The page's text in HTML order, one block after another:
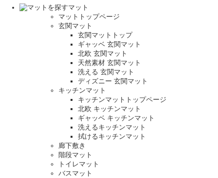
マット
マットトップページ
玄関マット
玄関マットトップ
ギャッベ 玄関マット
北欧 玄関マット
天然素材 玄関マット
洗える 玄関マット
ディズニー 玄関マット
キッチンマット
キッチンマットトップページ
北欧 キッチンマット
ギャッベ キッチンマット
洗えるキッチンマット
拭けるキッチンマット
廊下敷き
階段マット
トイレマット
バスマット